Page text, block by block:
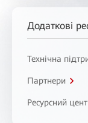
Додаткові
Технічна
Партнери
Ресурсний